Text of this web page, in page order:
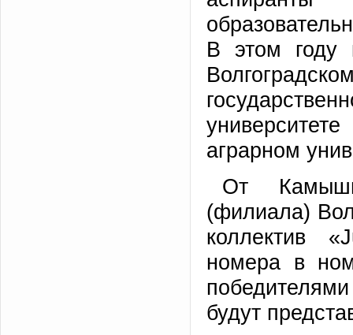
В этом году
аграрном
От
(филиала)
коллектив
номера в
будут